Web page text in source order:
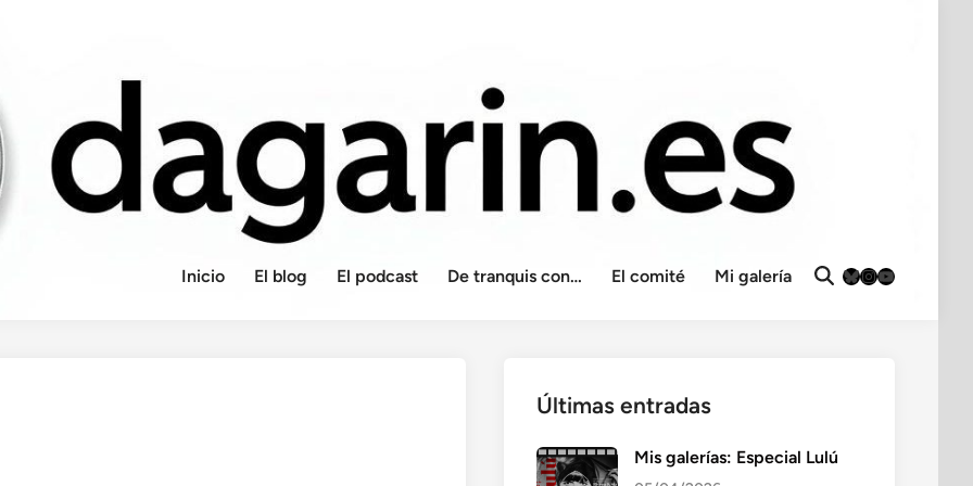
Inicio El blog El podcast De tranquis con… El comité Mi galería
AbrirBluesky
Instagram
YouTube
Últimas entradas
Mis galerías: Especial Lulú